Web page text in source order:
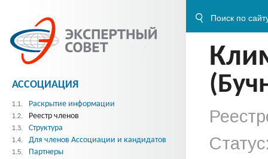
АССОЦИАЦИЯ
1.1. Раскрытие информации
1.2. Реестр членов
1.3. Структура
1.4. Для членов Ассоциации и кандидатов
1.5. Партнеры